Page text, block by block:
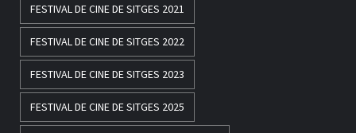
FESTIVAL DE CINE DE SITGES 2021
FESTIVAL DE CINE DE SITGES 2022
FESTIVAL DE CINE DE SITGES 2023
FESTIVAL DE CINE DE SITGES 2025